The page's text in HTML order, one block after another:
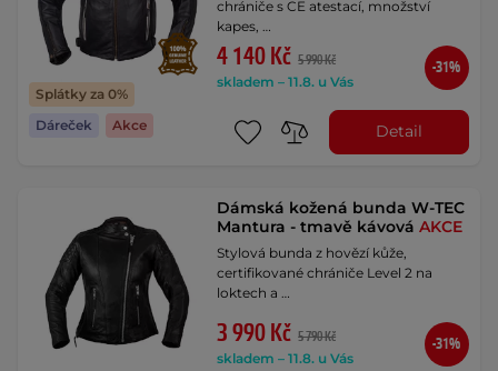
Splátky za 0%
Dáreček
Akce
chrániče s CE atestací, množství
kapes, …
4 140 Kč 5 990 Kč
skladem – 11.8. u Vás
-31%
Detail
Dámská kožená bunda W-TEC
Mantura - tmavě kávováAKCE
Stylová bunda z hovězí kůže,
certifikované chrániče Level 2 na
loktech a …
3 990 Kč 5 790 Kč
skladem – 11.8. u Vás
-31%